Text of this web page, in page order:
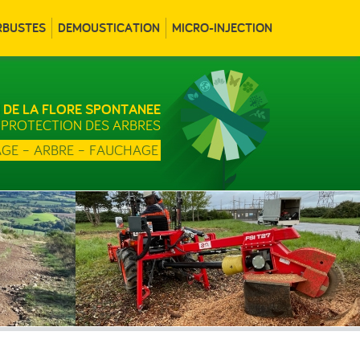
DEMOUSTICATION MICRO-INJECTION
DE LA FLORE SPONTANEE
DES ARBRES
– ARBRE – FAUCHAGE